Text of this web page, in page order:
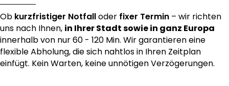
Ob kurzfristiger Notfalloder fixer Termin – wir richten
uns nach Ihnen, in Ihrer Stadt sowie in ganz Europa
innerhalb von nur 60 - 120 Min. Wir garantieren eine
flexible Abholung, die sich nahtlos in Ihren Zeitplan
einfügt. Kein Warten, keine unnötigen Verzögerungen.